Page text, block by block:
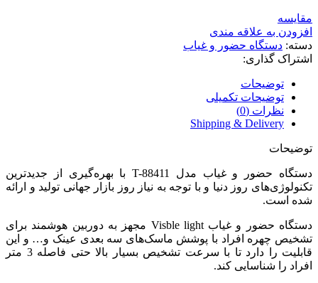
مقایسه
افزودن به علاقه مندی
دسته: دستگاه حضور و غیاب
اشتراک گذاری:
توضیحات
توضیحات تکمیلی
نظرات (0)
Shipping & Delivery
توضیحات
دستگاه حضور و غیاب مدل T-88411 با بهره‌گیری از جدیدترین
تکنولوژی‌های روز دنیا و با توجه به نیاز روز بازار جهانی تولید و ارائه
شده است.
دستگاه حضور و غیاب Visble light مجهز به دوربین هوشمند برای
تشخیص چهره افراد با پوشش ماسک‌های سه بعدی عینک و… و این
قابلیت را دارد تا با سرعت تشخیص بسیار بالا حتى فاصله 3 متر
افراد را شناسایی کند.